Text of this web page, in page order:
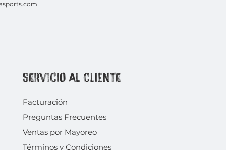
Servicio al Cliente
Facturación
Preguntas Frecuentes
Ventas por Mayoreo
Términos y Condiciones